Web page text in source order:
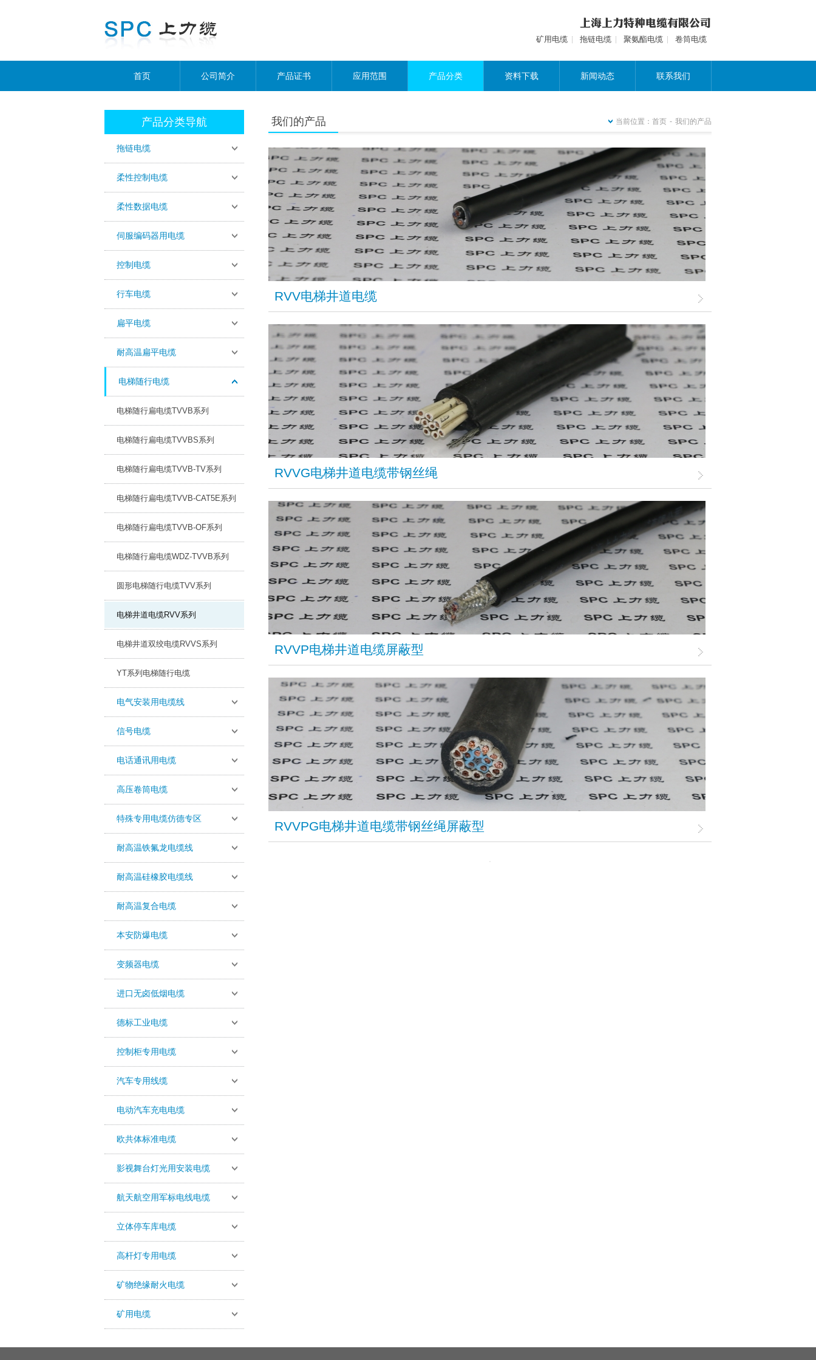
矿用电缆 拖链电缆 聚氨酯电缆 卷筒电缆
首页 公司简介 产品证书 应用范围 产品分类 资料下载 新闻动态 联系我们
产品分类导航
拖链电缆
柔性控制电缆
柔性数据电缆
伺服编码器用电缆
控制电缆
行车电缆
扁平电缆
耐高温扁平电缆
电梯随行电缆
电梯随行扁电缆TVVB系列
电梯随行扁电缆TVVBS系列
电梯随行扁电缆TVVB-TV系列
电梯随行扁电缆TVVB-CAT5E系列
电梯随行扁电缆TVVB-OF系列
电梯随行扁电缆WDZ-TVVB系列
圆形电梯随行电缆TVV系列
电梯井道电缆RVV系列
电梯井道双绞电缆RVVS系列
YT系列电梯随行电缆
电气安装用电缆线
信号电缆
电话通讯用电缆
高压卷筒电缆
特殊专用电缆仿德专区
耐高温铁氟龙电缆线
耐高温硅橡胶电缆线
耐高温复合电缆
本安防爆电缆
变频器电缆
进口无卤低烟电缆
德标工业电缆
控制柜专用电缆
汽车专用线缆
电动汽车充电电缆
欧共体标准电缆
影视舞台灯光用安装电缆
航天航空用军标电线电缆
立体停车库电缆
高杆灯专用电缆
矿物绝缘耐火电缆
矿用电缆
我们的产品 当前位置： 首页 - 我们的产品
RVV电梯井道电缆
RVVG电梯井道电缆带钢丝绳
RVVP电梯井道电缆屏蔽型
RVVPG电梯井道电缆带钢丝绳屏蔽型